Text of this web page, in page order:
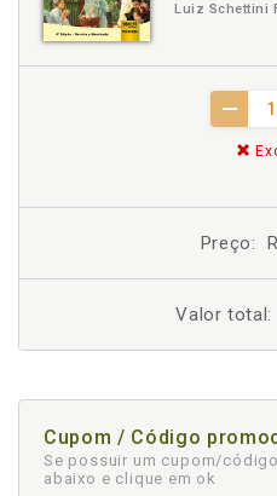
Luiz Schettini
Preço:
Valor total:
Cupom / Código
Se possuir um cupom/
abaixo e clique em ok